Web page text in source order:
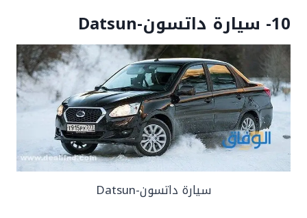
10- سيارة داتسون-Datsun
سيارة داتسون-Datsun